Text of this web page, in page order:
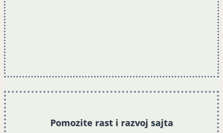
Pomozite rast i razvoj sajta